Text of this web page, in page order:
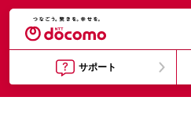
サポート